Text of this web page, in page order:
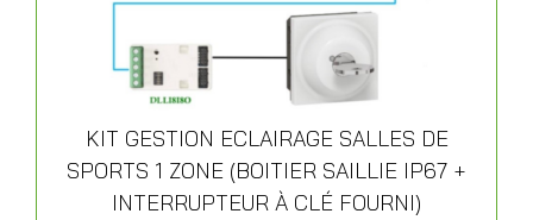
KIT GESTION ECLAIRAGE SALLES DE
SPORTS 1 ZONE (BOITIER SAILLIE IP67 +
INTERRUPTEUR À CLÉ FOURNI)